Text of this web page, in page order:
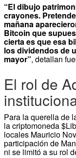
“El dibujo
crayones.
mañana
Bitcoin que
cierta es que esa
los dividendos de
mayor”, detallan
El rol de
Para la querella de
la criptomoneda
locales Mauricio
participación de
ni se limitó a su rol